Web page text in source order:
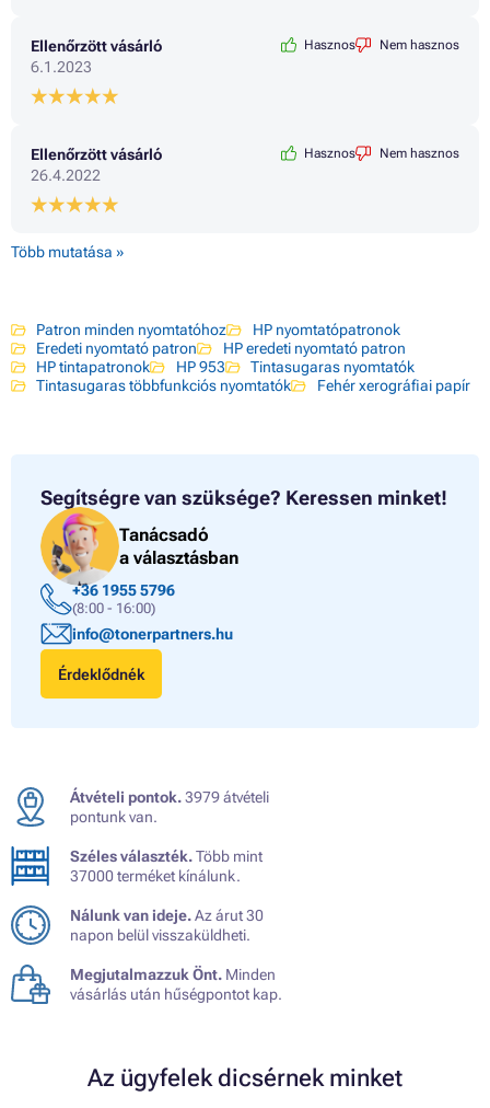
Ellenőrzött vásárló
6.1.2023
Hasznos Nem hasznos
Ellenőrzött vásárló
26.4.2022
Hasznos Nem hasznos
Több mutatása »
Patron minden nyomtatóhoz
HP nyomtatópatronok
Eredeti nyomtató patron
HP eredeti nyomtató patron
HP tintapatronok
HP 953
Tintasugaras nyomtatók
Tintasugaras többfunkciós nyomtatók
Fehér xerográfiai papír
Segítségre van szüksége? Keressen minket!
Tanácsadó
a választásban
+36 1955 5796
(8:00 - 16:00)
info@tonerpartners.hu
Érdeklődnék
Átvételi pontok.3979 átvételi
pontunk van.
Széles választék.Több mint
37000 terméket kínálunk.
Nálunk van ideje.Az árut 30
napon belül visszaküldheti.
Megjutalmazzuk Önt. Minden
vásárlás után hűségpontot kap.
Az ügyfelek dicsérnek minket